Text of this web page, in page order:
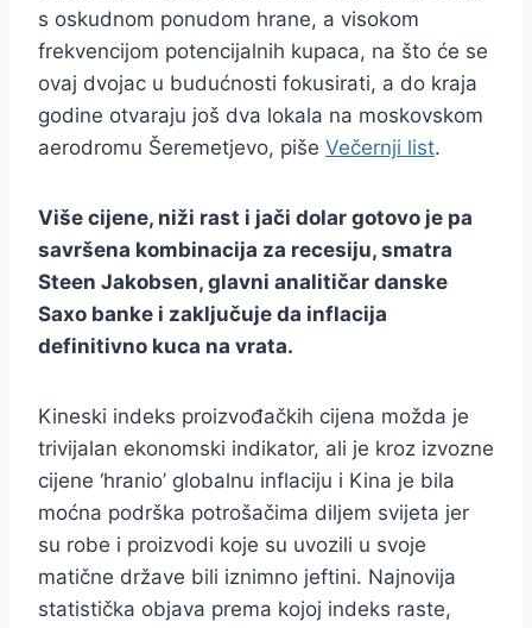
s oskudnom ponudom hrane, a visokom
frekvencijom potencijalnih kupaca, na što će se
ovaj dvojac u budućnosti fokusirati, a do kraja
godine otvaraju još dva lokala na moskovskom
aerodromu Šeremetjevo, piše Večernji list.
Više cijene, niži rast i jači dolar gotovo je pa
savršena kombinacija za recesiju, smatra
Steen Jakobsen, glavni analitičar danske
Saxo banke i zaključuje da inflacija
definitivno kuca na vrata.
Kineski indeks proizvođačkih cijena možda je
trivijalan ekonomski indikator, ali je kroz izvozne
cijene ‘hranio’ globalnu inflaciju i Kina je bila
moćna podrška potrošačima diljem svijeta jer
su robe i proizvodi koje su uvozili u svoje
matične države bili iznimno jeftini. Najnovija
statistička objava prema kojoj indeks raste,